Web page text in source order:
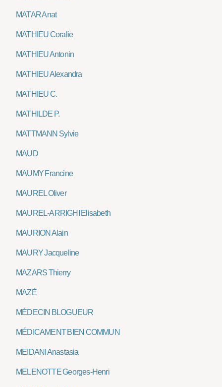
MATAR Anat
MATHIEU Coralie
MATHIEU Antonin
MATHIEU Alexandra
MATHIEU C.
MATHILDE P.
MATTMANN Sylvie
MAUD
MAUMY Francine
MAUREL Oliver
MAUREL-ARRIGHI Elisabeth
MAURION Alain
MAURY Jacqueline
MAZARS Thierry
MAZÉ
MÉDECIN BLOGUEUR
MÉDICAMENT BIEN COMMUN
MEIDANI Anastasia
MELENOTTE Georges-Henri